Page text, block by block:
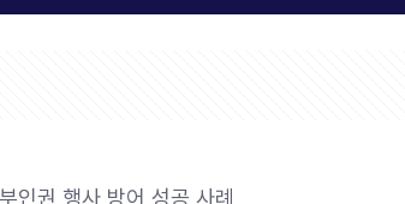
인권 행사 방어 성공 사례